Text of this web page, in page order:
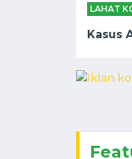
LAHAT
Kasus